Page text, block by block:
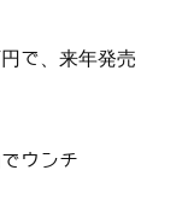
で、来年発売
ウンチ